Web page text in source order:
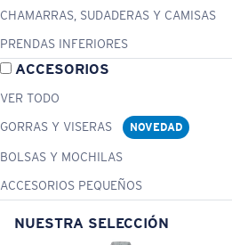
CHAMARRAS, SUDADERAS Y CAMISAS
PRENDAS INFERIORES
ACCESORIOS
VER TODO
GORRAS Y VISERAS
NOVEDAD
BOLSAS Y MOCHILAS
ACCESORIOS PEQUEÑOS
NUESTRA SELECCIÓN